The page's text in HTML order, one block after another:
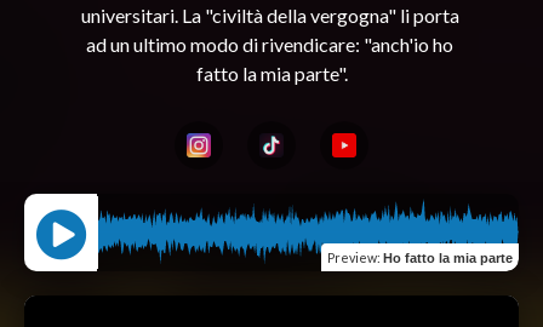
universitari. La "civiltà della vergogna" li porta
ad un ultimo modo di rivendicare: "anch'io ho
fatto la mia parte".
Preview: Ho fatto la mia parte